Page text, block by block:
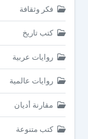
فكر وثقافة
كتب تاريخ
روايات عربية
روايات عالمية
مقارنة أديان
كتب متنوعة